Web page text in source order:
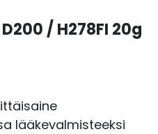
/ H278FI 20g
lääkevalmisteeksi